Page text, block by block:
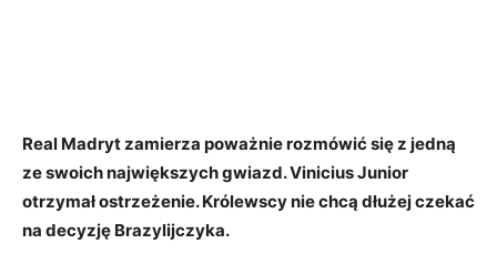
Real Madryt zamierza poważnie rozmówić się z jedną
ze swoich największych gwiazd. Vinicius Junior
otrzymał ostrzeżenie. Królewscy nie chcą dłużej czekać
na decyzję Brazylijczyka.